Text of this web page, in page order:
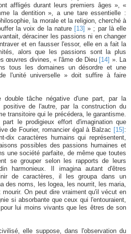
affligés durant leurs premiers âges », «
la dentition », a une tare essentielle :
la morale et la religion, cherché à
la voix de la nature
[13]
» ; par là elle
déraciner les passions ni en changer
et en fausser l'essor, elle en a fait la
alors que les passions sont la plus
œuvres divines, « l'âme de Dieu
[14]
». La
tous les domaines un désordre et une
l'unité universelle » doit suffire à faire
double tâche négative d'une part, par la
de l'autre, par la construction du
transitoire qui le précédera, le garantisme.
part le prodigieux effort d'imagination que
de Fourier, romancier égal à Balzac
[15] :
dix caractères humains qui représentent,
possibles des passions humaines et
une société parfaite, de même que toutes
se grouper selon les rapports de leurs
harmonieux. Il imagina autant d'êtres
de caractères, il les groupa dans un
des noms, les logea, les nourrit, les maria,
mourir. On peut dire vraiment qu'il vécut en
si absorbante que ceux qui l'entouraient,
lui moins vivants que les êtres de son
elle suppose, dans l'observation du